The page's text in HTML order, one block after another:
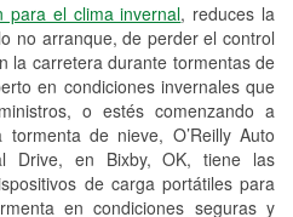
para el clima invernal, reduces la
no arranque, de perder el control
la carretera durante tormentas de
en condiciones invernales que
o estés comenzando a
de nieve, O’Reilly Auto
Drive, en Bixby, OK, tiene las
de carga portátiles para
en condiciones seguras y
a la medida